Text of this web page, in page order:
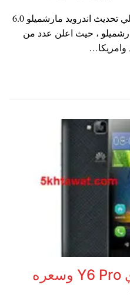
قائمة موبايلات هواوي الحاصلة علي تحديث اندرويد مارشميلو 6.0
، حيث اعلن عدد من
مميزات وعيوب هواوي Y6 Pro وسعره